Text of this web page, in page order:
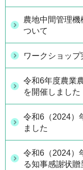
農地中間管理
ついて
ワークショッ
令和6年度農業
を開催しました
令和6（2024）
ました
令和6（2024）
る知事感謝状